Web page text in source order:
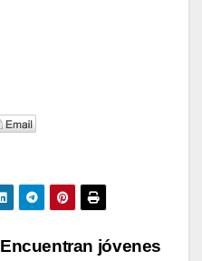
Encuentran jóvenes